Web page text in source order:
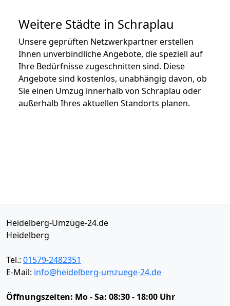
Weitere Städte in Schraplau
Unsere geprüften Netzwerkpartner erstellen
Ihnen unverbindliche Angebote, die speziell auf
Ihre Bedürfnisse zugeschnitten sind. Diese
Angebote sind kostenlos, unabhängig davon, ob
Sie einen Umzug innerhalb von Schraplau oder
außerhalb Ihres aktuellen Standorts planen.
Heidelberg-Umzüge-24.de
Heidelberg
Tel.: 01579-2482351
E-Mail: info@heidelberg-umzuege-24.de
Öffnungszeiten: Mo - Sa: 08:30 - 18:00 Uhr